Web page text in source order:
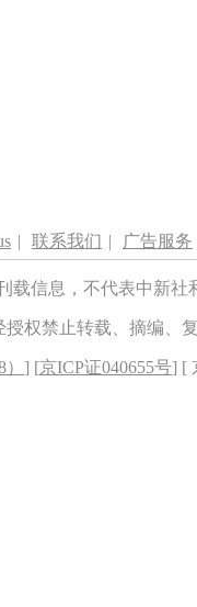
| 联系我们 | 广告服务
载信息，不代表中新
授权禁止转载、摘编、
] [京ICP证040655号] [